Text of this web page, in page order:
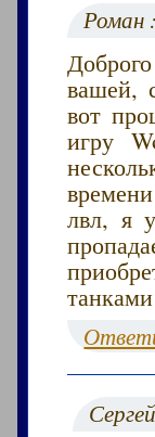
вашей,
вот
игру
лвл, я